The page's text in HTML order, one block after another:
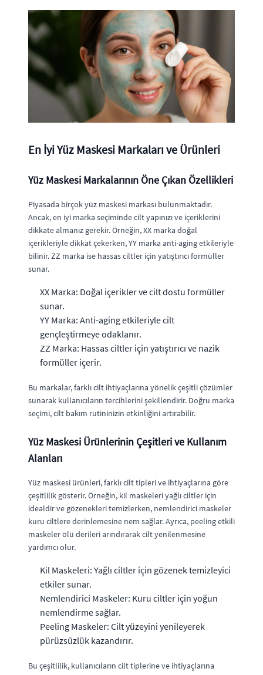
En İyi Yüz Maskesi Markaları ve Ürünleri
Yüz Maskesi Markalarının Öne Çıkan Özellikleri
Piyasada birçok yüz maskesi markası bulunmaktadır.
Ancak, en iyi marka seçiminde cilt yapınızı ve içeriklerini
dikkate almanız gerekir. Örneğin, XX marka doğal
içerikleriyle dikkat çekerken, YY marka anti-aging etkileriyle
bilinir. ZZ marka ise hassas ciltler için yatıştırıcı formüller
sunar.
XX Marka: Doğal içerikler ve cilt dostu formüller
sunar.
YY Marka: Anti-aging etkileriyle cilt
gençleştirmeye odaklanır.
ZZ Marka: Hassas ciltler için yatıştırıcı ve nazik
formüller içerir.
Bu markalar, farklı cilt ihtiyaçlarına yönelik çeşitli çözümler
sunarak kullanıcıların tercihlerini şekillendirir. Doğru marka
seçimi, cilt bakım rutininizin etkinliğini artırabilir.
Yüz Maskesi Ürünlerinin Çeşitleri ve Kullanım
Alanları
Yüz maskesi ürünleri, farklı cilt tipleri ve ihtiyaçlarına göre
çeşitlilik gösterir. Örneğin, kil maskeleri yağlı ciltler için
idealdir ve gözenekleri temizlerken, nemlendirici maskeler
kuru ciltlere derinlemesine nem sağlar. Ayrıca, peeling etkili
maskeler ölü derileri arındırarak cilt yenilenmesine
yardımcı olur.
Kil Maskeleri: Yağlı ciltler için gözenek temizleyici
etkiler sunar.
Nemlendirici Maskeler: Kuru ciltler için yoğun
nemlendirme sağlar.
Peeling Maskeler: Cilt yüzeyini yenileyerek
pürüzsüzlük kazandırır.
Bu çeşitlilik, kullanıcıların cilt tiplerine ve ihtiyaçlarına